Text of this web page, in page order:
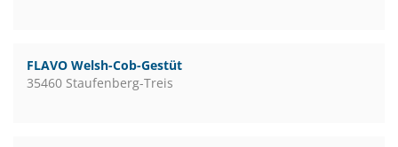
FLAVO Welsh-Cob-Gestüt
35460 Staufenberg-Treis